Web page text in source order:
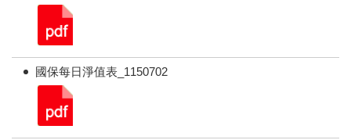
國保每日淨值表_1150702